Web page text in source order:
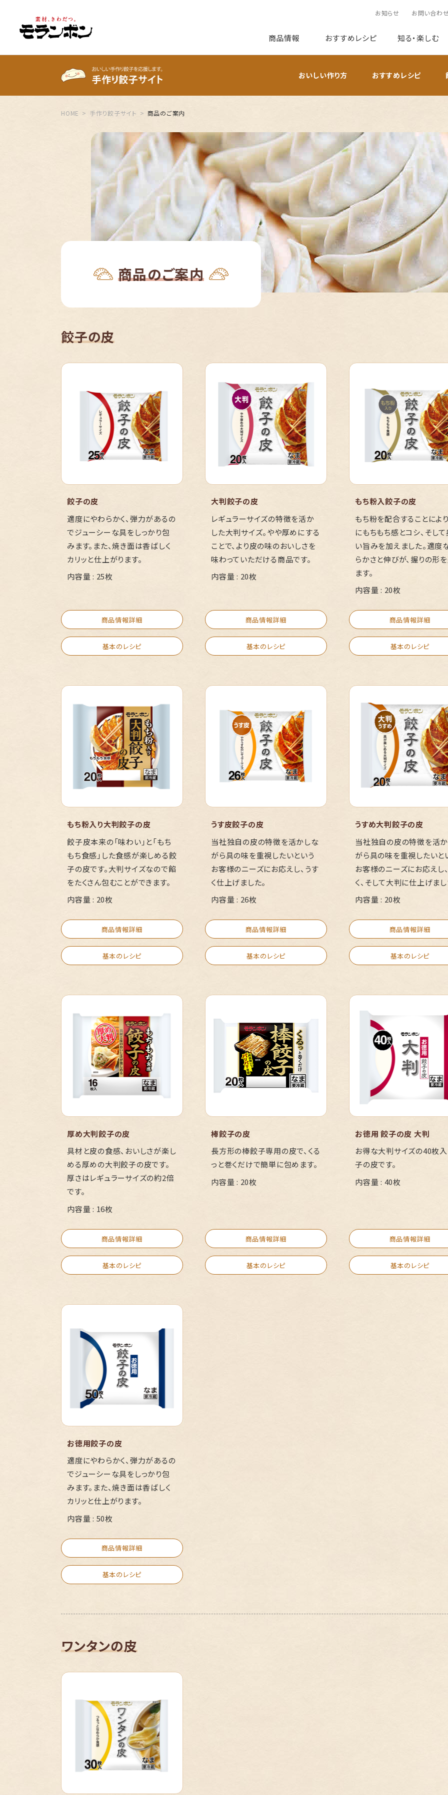
お知らせ お問い合わ
商品情報 おすすめレシピ 知る・楽しむ
おいしい作り方 おすすめレシピ
HOME 手作り餃子サイト 商品のご案内
商品のご案内
餃子の皮
餃子の皮
適度にやわらかく、弾力があるの
でジューシーな具をしっかり包
みます。また、焼き面は香ばしく
カリッと仕上がります。
内容量 : 25枚
商品情報詳細
基本のレシピ
大判餃子の皮
レギュラーサイズの特徴を活か
した大判サイズ。やや厚めにする
ことで、より皮の味のおいしさを
味わっていただける商品です。
内容量 : 20枚
商品情報詳細
基本のレシピ
もち粉入餃子の皮
もち粉を配合することによ
にもちもち感とコシ、そし
い旨みを加えました。適度
らかさと伸びが、握りの形
ます。
内容量 : 20枚
商品情報詳細
基本のレシピ
もち粉入り大判餃子の皮
餃子皮本来の「味わい」と「もち
もち食感」した食感が楽しめる餃
子の皮です。大判サイズなので餡
をたくさん包むことができます。
内容量 : 20枚
商品情報詳細
基本のレシピ
うす皮餃子の皮
当社独自の皮の特徴を活かしな
がら具の味を重視したいという
お客様のニーズにお応えし、うす
く仕上げました。
内容量 : 26枚
商品情報詳細
基本のレシピ
うすめ大判餃子の皮
当社独自の皮の特徴を活
がら具の味を重視したいと
お客様のニーズにお応えし
く、そして大判に仕上げまし
内容量 : 20枚
商品情報詳細
基本のレシピ
厚め大判餃子の皮
具材と皮の食感、おいしさが楽し
める厚めの大判餃子の皮です。
厚さはレギュラーサイズの約2倍
です。
内容量 : 16枚
商品情報詳細
基本のレシピ
棒餃子の皮
長方形の棒餃子専用の皮で、くる
っと巻くだけで簡単に包めます。
内容量 : 20枚
商品情報詳細
基本のレシピ
お徳用 餃子の皮 大判
お得な大判サイズの40枚
子の皮です。
内容量 : 40枚
商品情報詳細
基本のレシピ
お徳用餃子の皮
適度にやわらかく、弾力があるの
でジューシーな具をしっかり包
みます。また、焼き面は香ばしく
カリッと仕上がります。
内容量 : 50枚
商品情報詳細
基本のレシピ
ワンタンの皮